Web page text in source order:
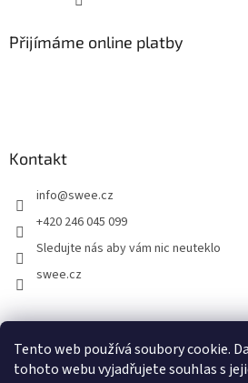
Tento web používá soubory cookie.
tohoto webu vyjadřujete souhlas s
Přijímáme online platby
Kontakt
info@swee.cz
+420 246 045 099
Sledujte nás aby vám nic neuteklo
swee.cz